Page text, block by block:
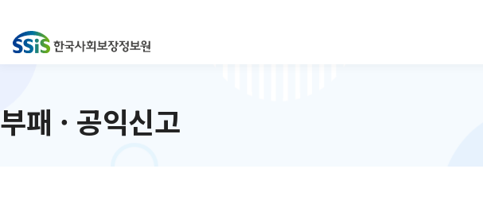
부패 · 공익신고